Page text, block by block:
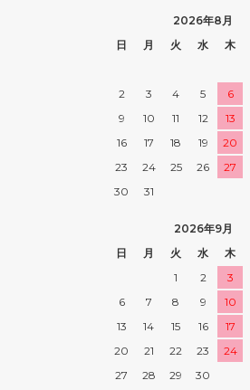
2026年8月
日
月 火 水 木
2
3 4 5 6
9
10 11 12 13
16
17 18 19 20
23
24 25 26 27
30
31
2026年9月
日
月 火 水 木
1
2 3
6
7 8 9 10
13
14 15 16 17
20
21 22 23 24
27
28 29 30